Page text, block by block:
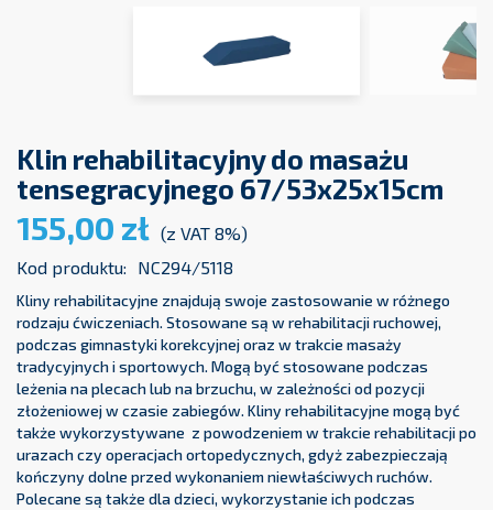
Klin rehabilitacyjny do masażu
tensegracyjnego 67/53x25x15cm
155,00 zł (z VAT 8%)
Kod produktu:
NC294/5118
Kliny rehabilitacyjne znajdują swoje zastosowanie w różnego
rodzaju ćwiczeniach. Stosowane są w rehabilitacji ruchowej,
podczas gimnastyki korekcyjnej oraz w trakcie masaży
tradycyjnych i sportowych. Mogą być stosowane podczas
leżenia na plecach lub na brzuchu, w zależności od pozycji
złożeniowej w czasie zabiegów. Kliny rehabilitacyjne mogą być
także wykorzystywane z powodzeniem w trakcie rehabilitacji po
urazach czy operacjach ortopedycznych, gdyż zabezpieczają
kończyny dolne przed wykonaniem niewłaściwych ruchów.
Polecane są także dla dzieci, wykorzystanie ich podczas